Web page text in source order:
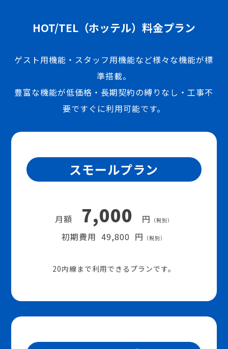
HOT/TEL（ホッテル）料金プラン
ゲスト用機能・スタッフ用機能など様々な機能が標
準搭載。
豊富な機能が低価格・長期契約の縛りなし・工事不
要ですぐに利用可能です。
スモールプラン
月額 7,000 円 （税別）
初期費用 49,800 円 （税別）
20内線まで利用できるプランです。